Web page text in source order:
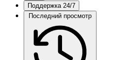
Поддержка 24/7
Последний просмотр